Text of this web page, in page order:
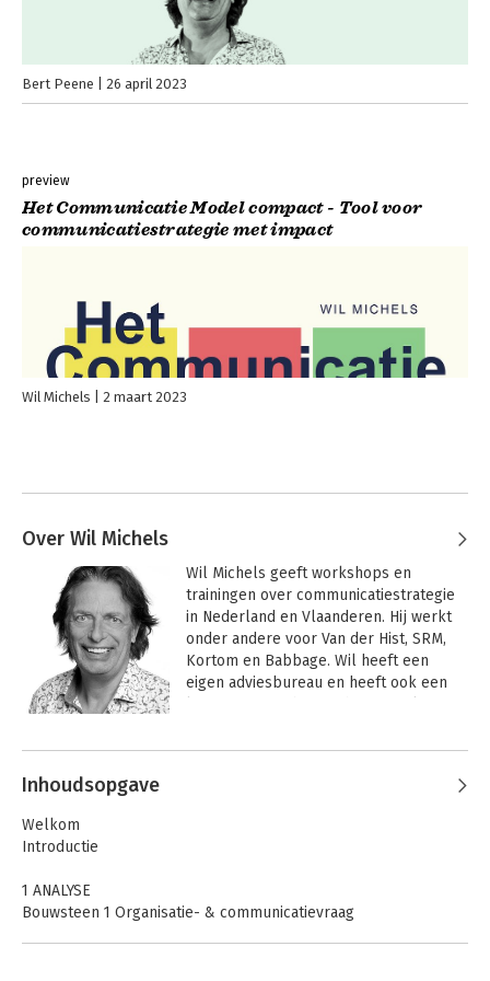
Bert Peene 26 april 2023
preview
Het Communicatie Model compact - Tool voor
communicatiestrategie met impact
Wil Michels 2 maart 2023
Over Wil Michels
Wil Michels geeft workshops en
trainingen over communicatiestrategie
in Nederland en Vlaanderen. Hij werkt
onder andere voor Van der Hist, SRM,
Kortom en Babbage. Wil heeft een
eigen adviesbureau en heeft ook een
visitatiecommissies. Hij combineert
Andere boeken door Wil Michels
Inhoudsopgave
Welkom
Introductie
1 ANALYSE
Bouwsteen 1 Organisatie- & communicatievraag